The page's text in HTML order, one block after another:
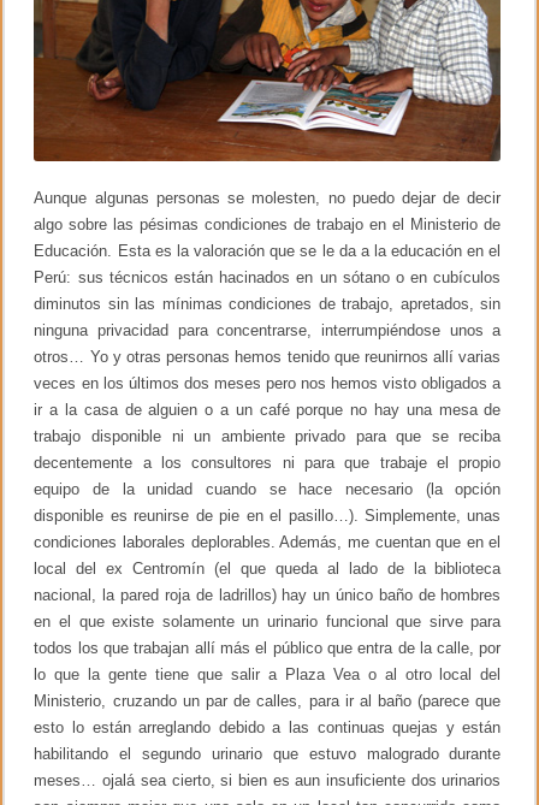
a
c
i
d
l
z
o
m
i
n
t
o
o
r
Aunque algunas personas se molesten, no puedo dejar de decir
algo sobre las pésimas condiciones de trabajo en el Ministerio de
Educación. Esta es la valoración que se le da a la educación en el
Perú: sus técnicos están hacinados en un sótano o en cubículos
diminutos sin las mínimas condiciones de trabajo, apretados, sin
ninguna privacidad para concentrarse, interrumpiéndose unos a
otros… Yo y otras personas hemos tenido que reunirnos allí varias
veces en los últimos dos meses pero nos hemos visto obligados a
ir a la casa de alguien o a un café porque no hay una mesa de
trabajo disponible ni un ambiente privado para que se reciba
decentemente a los consultores ni para que trabaje el propio
equipo de la unidad cuando se hace necesario (la opción
disponible es reunirse de pie en el pasillo…). Simplemente, unas
condiciones laborales deplorables. Además, me cuentan que en el
local del ex Centromín (el que queda al lado de la biblioteca
nacional, la pared roja de ladrillos) hay un único baño de hombres
en el que existe solamente un urinario funcional que sirve para
todos los que trabajan allí más el público que entra de la calle, por
lo que la gente tiene que salir a Plaza Vea o al otro local del
Ministerio, cruzando un par de calles, para ir al baño (parece que
esto lo están arreglando debido a las continuas quejas y están
habilitando el segundo urinario que estuvo malogrado durante
meses… ojalá sea cierto, si bien es aun insuficiente dos urinarios